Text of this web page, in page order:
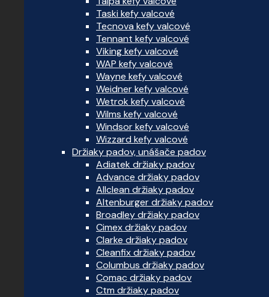
Taski kefy valcové
Tecnova kefy valcové
Tennant kefy valcové
Viking kefy valcové
WAP kefy valcové
Wayne kefy valcové
Weidner kefy valcové
Wetrok kefy valcové
Wilms kefy valcové
Windsor kefy valcové
Wizzard kefy valcové
Držiaky padov, unášače padov
Adiatek držiaky padov
Advance držiaky padov
Allclean držiaky padov
Altenburger držiaky padov
Broadley držiaky padov
Cimex držiaky padov
Clarke držiaky padov
Cleanfix držiaky padov
Columbus držiaky padov
Comac držiaky padov
Ctm držiaky padov